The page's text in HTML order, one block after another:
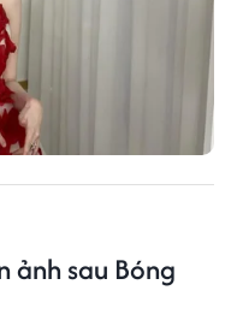
ảnh sau Bóng